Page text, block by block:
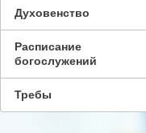
Духовенство
Расписание
богослужений
Требы